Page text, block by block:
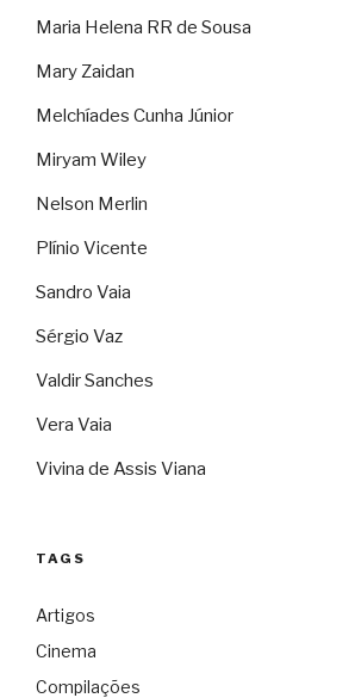
Maria Helena RR de Sousa
Mary Zaidan
Melchíades Cunha Júnior
Miryam Wiley
Nelson Merlin
Plínio Vicente
Sandro Vaia
Sérgio Vaz
Valdir Sanches
Vera Vaia
Vivina de Assis Viana
TAGS
Artigos
Cinema
Compilações